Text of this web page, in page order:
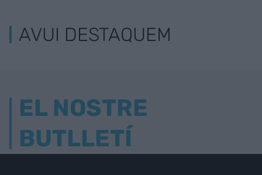
AVUI DESTAQUEM
EL NOSTRE
BUTLLETÍ